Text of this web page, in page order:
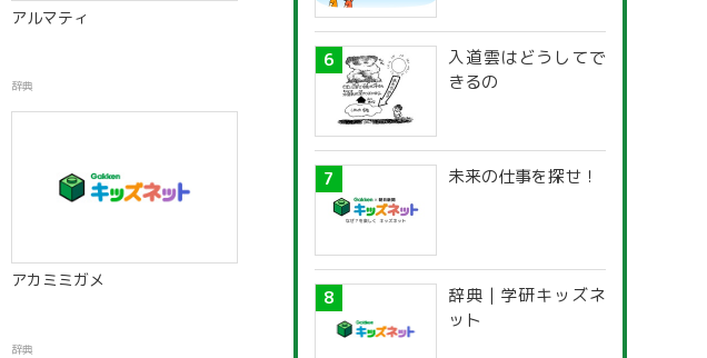
アルマティ
辞典
アカミミガメ
辞典
入道雲はどうしてで
きるの
未来の仕事を探せ！
辞典 | 学研キッズネ
ット